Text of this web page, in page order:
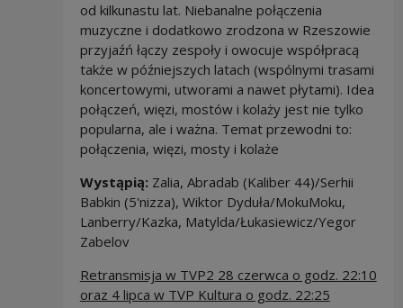
od kilkunastu lat. Niebanalne połączenia
muzyczne i dodatkowo zrodzona w Rzeszowie
przyjaźń łączy zespoły i owocuje współpracą
także w późniejszych latach (wspólnymi trasami
koncertowymi, utworami a nawet płytami). Idea
połączeń, więzi, mostów i kolaży jest nie tylko
popularna, ale i ważna. Temat przewodni to:
połączenia, więzi, mosty i kolaże
Wystąpią: Zalia, Abradab (Kaliber 44)/Serhii
Babkin (5'nizza), Wiktor Dyduła/MokuMoku,
Lanberry/Kazka, Matylda/Łukasiewicz/Yegor
Zabelov
Retransmisja w TVP2 28 czerwca o godz. 22:10
oraz 4 lipca w TVP Kultura o godz. 22:25